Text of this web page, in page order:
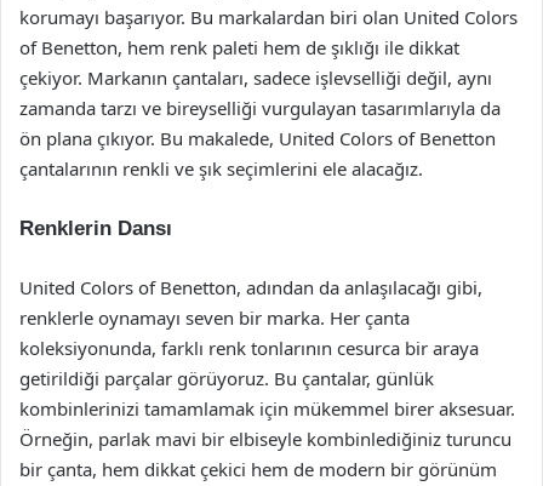
korumayı başarıyor. Bu markalardan biri olan United Colors
of Benetton, hem renk paleti hem de şıklığı ile dikkat
çekiyor. Markanın çantaları, sadece işlevselliği değil, aynı
zamanda tarzı ve bireyselliği vurgulayan tasarımlarıyla da
ön plana çıkıyor. Bu makalede, United Colors of Benetton
çantalarının renkli ve şık seçimlerini ele alacağız.
Renklerin Dansı
United Colors of Benetton, adından da anlaşılacağı gibi,
renklerle oynamayı seven bir marka. Her çanta
koleksiyonunda, farklı renk tonlarının cesurca bir araya
getirildiği parçalar görüyoruz. Bu çantalar, günlük
kombinlerinizi tamamlamak için mükemmel birer aksesuar.
Örneğin, parlak mavi bir elbiseyle kombinlediğiniz turuncu
bir çanta, hem dikkat çekici hem de modern bir görünüm